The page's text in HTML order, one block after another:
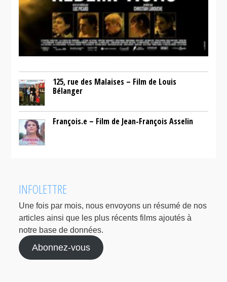
125, rue des Malaises – Film de Louis
Bélanger
François.e – Film de Jean-François Asselin
INFOLETTRE
Une fois par mois, nous envoyons un résumé de nos
articles ainsi que les plus récents films ajoutés à
notre base de données.
Abonnez-vous